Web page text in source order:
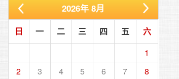
2026年8月
日 一 二 三 四 五
六
1
2
3 4 5 6 7
8